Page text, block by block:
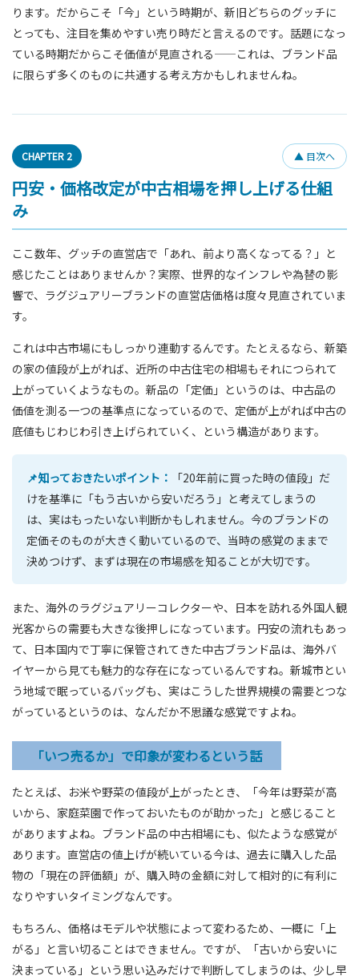
ります。だからこそ「今」という時期が、新旧どちらのグッチに
とっても、注目を集めやすい売り時だと言えるのです。話題になっ
ている時期だからこそ価値が見直される——これは、ブランド品
に限らず多くのものに共通する考え方かもしれませんね。
CHAPTER 2 ▲ 目次へ
円安・価格改定が中古相場を押し上げる仕組
み
ここ数年、グッチの直営店で「あれ、前より高くなってる？」と
感じたことはありませんか？実際、世界的なインフレや為替の影
響で、ラグジュアリーブランドの直営店価格は度々見直されていま
す。
これは中古市場にもしっかり連動するんです。たとえるなら、新築
の家の値段が上がれば、近所の中古住宅の相場もそれにつられて
上がっていくようなもの。新品の「定価」というのは、中古品の
価値を測る一つの基準点になっているので、定価が上がれば中古の
底値もじわじわ引き上げられていく、という構造があります。
📌知っておきたいポイント：
「20年前に買った時の値段」だ
けを基準に「もう古いから安いだろう」と考えてしまうの
は、実はもったいない判断かもしれません。今のブランドの
定価そのものが大きく動いているので、当時の感覚のままで
決めつけず、まずは現在の市場感を知ることが大切です。
また、海外のラグジュアリーコレクターや、日本を訪れる外国人観
光客からの需要も大きな後押しになっています。円安の流れもあっ
て、日本国内で丁寧に保管されてきた中古ブランド品は、海外バ
イヤーから見ても魅力的な存在になっているんですね。新城市とい
う地域で眠っているバッグも、実はこうした世界規模の需要とつな
がっているというのは、なんだか不思議な感覚ですよね。
「いつ売るか」で印象が変わるという話
たとえば、お米や野菜の値段が上がったとき、「今年は野菜が高
いから、家庭菜園で作っておいたものが助かった」と感じること
がありますよね。ブランド品の中古相場にも、似たような感覚が
あります。直営店の値上げが続いている今は、過去に購入した品
物の「現在の評価額」が、購入時の金額に対して相対的に有利に
なりやすいタイミングなんです。
もちろん、価格はモデルや状態によって変わるため、一概に「上
がる」と言い切ることはできません。ですが、「古いから安いに
決まっている」という思い込みだけで判断してしまうのは、少し早